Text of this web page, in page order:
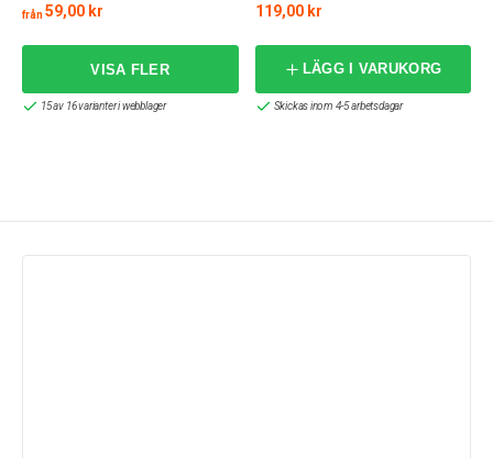
från59,00 kr
15 av 16 varianter i webblager
119,00 kr
LÄGG I VARUKORG
Skickas inom 4-5 arbetsdagar